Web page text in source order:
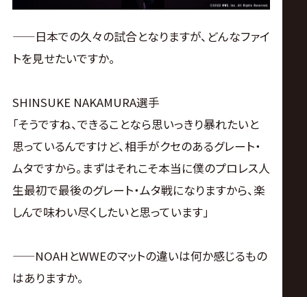
——日本での久々の試合となりますが、どんなファイ
トを見せたいですか。
SHINSUKE NAKAMURA選手
「そうですね、できることなら思いっきり暴れたいと
思っているんですけど、相手がクセのあるグレート・
ムタですから。まずはそれこそ本当に僕のプロレス人
生最初で最後のグレート・ムタ戦になりますから、楽
しんで味わい尽くしたいと思っています」
——NOAHとWWEのマットの違いは何か感じるもの
はありますか。